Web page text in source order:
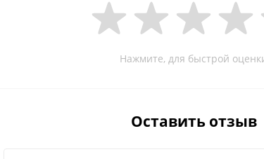
Нажмите, для быстрой
Оставить отзыв